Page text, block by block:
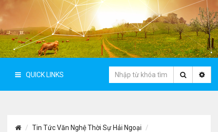
QUICK LINKS
Tin Tức Văn Nghệ Thời Sự Hải Ngoại